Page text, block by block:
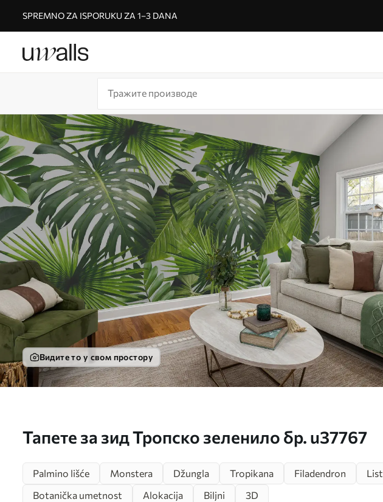
SPREMNO ZA ISPORUKU ZA 1–3 DANA
Видите то у свом простору
Тапете за зид Тропско зеленило бр. u37767
Palmino lišće Monstera Džungla Tropikana Filadendron
List
Botanička umetnost
Alokacija Biljni 3D